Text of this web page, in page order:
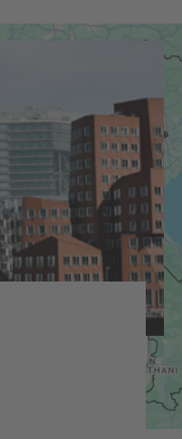
load the Google
to embed map
about your activity.
accept the service